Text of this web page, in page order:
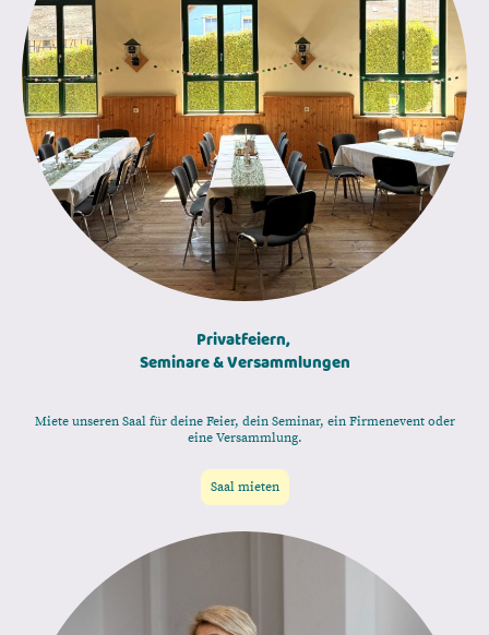
Privatfeiern,
Seminare & Versammlungen
Miete unseren Saal für deine Feier, dein Seminar, ein Firmenevent oder
eine Versammlung.
Saal mieten